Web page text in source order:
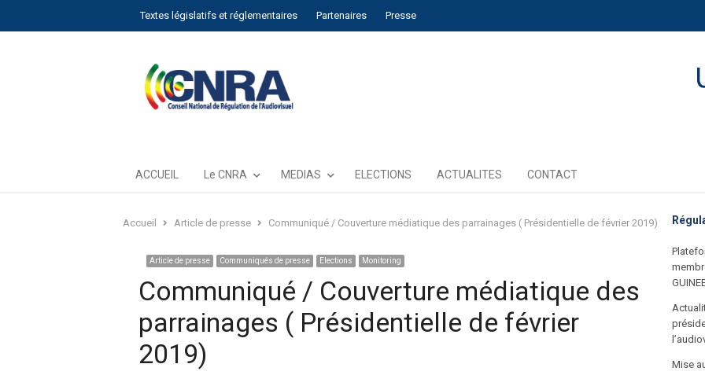
Textes législatifs et réglementaires Partenaires Presse
ACCUEIL Le CNRA MEDIAS ELECTIONS ACTUALITES CONTACT
Accueil Article de presse Communiqué / Couverture médiatique des parrainages ( Présidentielle de février 2019)
Article de presse Communiqués de presse Elections Monitoring
Communiqué / Couverture médiatique des
parrainages ( Présidentielle de février
2019)
Mise